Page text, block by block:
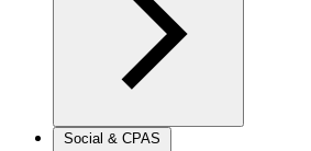
Social & CPAS